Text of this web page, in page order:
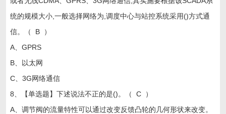
统的规模大小,一般选择网络为,调度中心与站控系统采用()方式通
信。（ B ）
A、GPRS
B、以太网
C、3G网络通信
8、【单选题】下述说法不正的是()。（ C ）
A、调节阀的流量特性可以通过改变反馈凸轮的几何形状来改变。